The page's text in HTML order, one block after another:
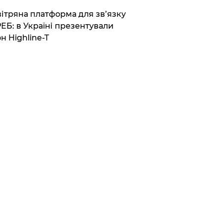
платформа для зв’язку
в Україні презентували
Highline-T